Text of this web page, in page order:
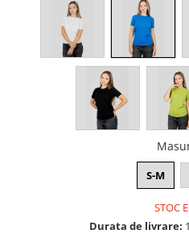
S-M
STOC
Durata de livrare: